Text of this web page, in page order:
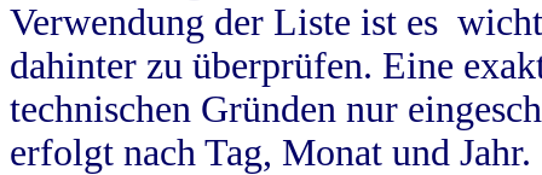
Verwendung der Liste ist es
dahinter zu überprüfen. Eine
technischen Gründen nur
erfolgt nach Tag, Monat und Jahr.